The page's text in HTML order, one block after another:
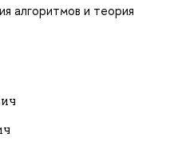
алгоритмов и теория